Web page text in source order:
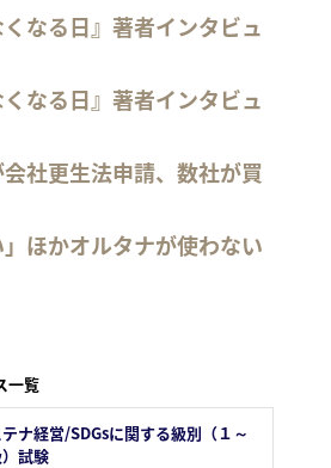
くなる日』著者インタビュ
くなる日』著者インタビュ
社更生法申請、数社が買
」ほかオルタナが使わない
一覧
ナ経営/SDGsに関する級別（１～
試験